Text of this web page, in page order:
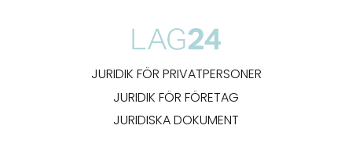
JURIDIK FÖR PRIVATPERSONER
JURIDIK FÖR FÖRETAG
JURIDISKA DOKUMENT